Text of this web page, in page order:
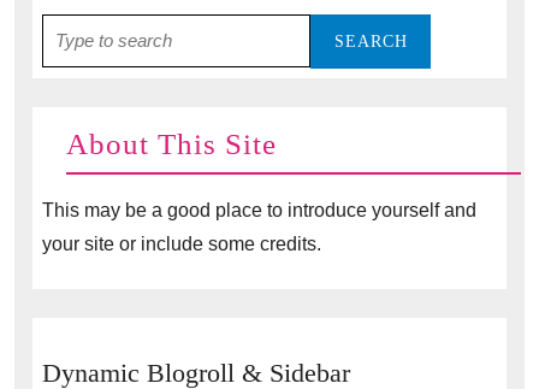
for:
About This Site
This may be a good place to introduce yourself and
your site or include some credits.
Dynamic Blogroll & Sidebar